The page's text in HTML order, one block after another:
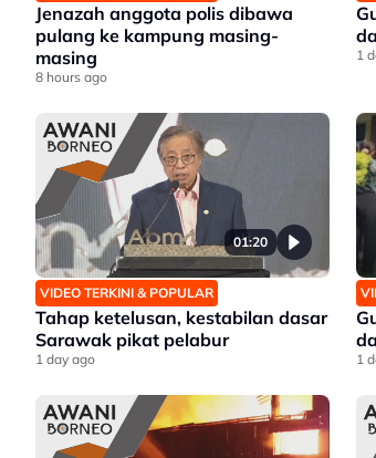
Jenazah anggota polis dibawa
pulang ke kampung masing-
masing
8 hours ago
1
01:20
VIDEO TERKINI & POPULAR
Tahap ketelusan, kestabilan dasar
Sarawak pikat pelabur
1 day ago 1